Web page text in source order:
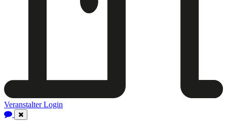
Veranstalter Login
Close
Navigation